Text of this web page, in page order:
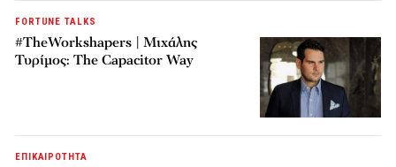
FORTUNE TALKS
#TheWorkshapers | Μιχάλης
Τυρίμος: The Capacitor Way
ΕΠΙΚΑΙΡΟΤΗΤΑ